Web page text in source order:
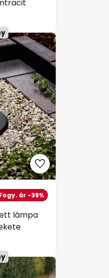
lámpa
Fogy. ár -39%